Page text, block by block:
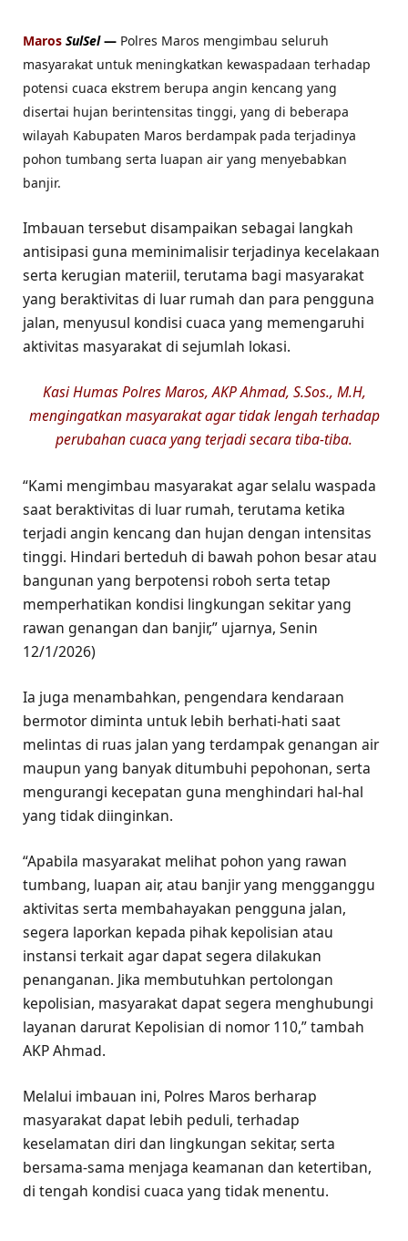
Maros SulSel— Polres Maros mengimbau seluruh
masyarakat untuk meningkatkan kewaspadaan terhadap
potensi cuaca ekstrem berupa angin kencang yang
disertai hujan berintensitas tinggi, yang di beberapa
wilayah Kabupaten Maros berdampak pada terjadinya
pohon tumbang serta luapan air yang menyebabkan
banjir.
Imbauan tersebut disampaikan sebagai langkah
antisipasi guna meminimalisir terjadinya kecelakaan
serta kerugian materiil, terutama bagi masyarakat
yang beraktivitas di luar rumah dan para pengguna
jalan, menyusul kondisi cuaca yang memengaruhi
aktivitas masyarakat di sejumlah lokasi.
Kasi Humas Polres Maros, AKP Ahmad, S.Sos., M.H,
mengingatkan masyarakat agar tidak lengah terhadap
perubahan cuaca yang terjadi secara tiba-tiba.
“Kami mengimbau masyarakat agar selalu waspada
saat beraktivitas di luar rumah, terutama ketika
terjadi angin kencang dan hujan dengan intensitas
tinggi. Hindari berteduh di bawah pohon besar atau
bangunan yang berpotensi roboh serta tetap
memperhatikan kondisi lingkungan sekitar yang
rawan genangan dan banjir,” ujarnya, Senin
12/1/2026)
Ia juga menambahkan, pengendara kendaraan
bermotor diminta untuk lebih berhati-hati saat
melintas di ruas jalan yang terdampak genangan air
maupun yang banyak ditumbuhi pepohonan, serta
mengurangi kecepatan guna menghindari hal-hal
yang tidak diinginkan.
“Apabila masyarakat melihat pohon yang rawan
tumbang, luapan air, atau banjir yang mengganggu
aktivitas serta membahayakan pengguna jalan,
segera laporkan kepada pihak kepolisian atau
instansi terkait agar dapat segera dilakukan
penanganan. Jika membutuhkan pertolongan
kepolisian, masyarakat dapat segera menghubungi
layanan darurat Kepolisian di nomor 110,” tambah
AKP Ahmad.
Melalui imbauan ini, Polres Maros berharap
masyarakat dapat lebih peduli, terhadap
keselamatan diri dan lingkungan sekitar, serta
bersama-sama menjaga keamanan dan ketertiban,
di tengah kondisi cuaca yang tidak menentu.